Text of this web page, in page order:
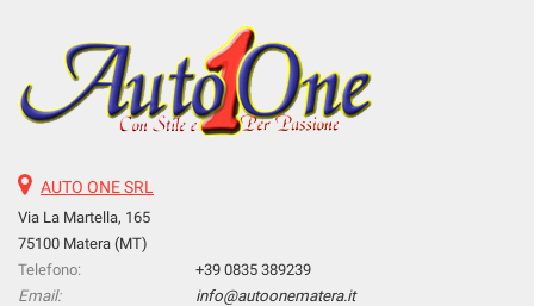
AUTO ONE SRL
Via La Martella, 165
75100 Matera (MT)
Telefono:
+39 0835 389239
Email:
info@autoonematera.it